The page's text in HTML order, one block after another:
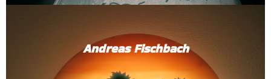
Andreas Fischbach